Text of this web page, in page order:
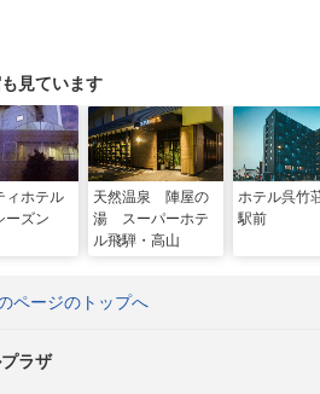
見ています
ィホテル
ーズン
天然温泉 陣屋の
湯 スーパーホテ
ル飛騨・高山
ホテル呉竹
駅前
ページのトップへ
ラザ